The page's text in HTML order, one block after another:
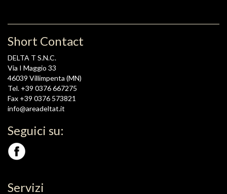
Short Contact
DELTA T S.N.C.
Via I Maggio 33
46039 Villimpenta (MN)
Tel. +39 0376 667275
Fax +39 0376 573821
info@areadeltat.it
Seguici su:
Servizi